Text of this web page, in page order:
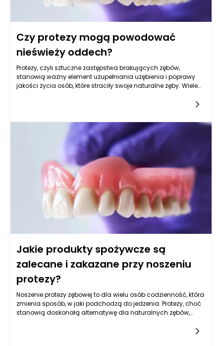
Czy protezy mogą powodować
nieświeży oddech?
Protezy, czyli sztuczne zastępstwa brakujących zębów,
stanowią ważny element uzupełniania uzębienia i poprawy
jakości życia osób, które straciły swoje naturalne zęby. Wiele
oddech nie jest tak świeży, jakby tego pragnęli. Przyczyny tego
protezami, jak i z ich użytkowaniem i higieną jamy ustnej.
Jakie produkty spożywcze są
zalecane i zakazane przy noszeniu
protezy?
Noszenie protezy zębowej to dla wielu osób codzienność, która
zmienia sposób, w jaki podchodzą do jedzenia. Protezy, choć
stanowią doskonałą alternatywę dla naturalnych zębów,
użytkowania, jak i przy doborze diety. Odpowiednia dieta ma